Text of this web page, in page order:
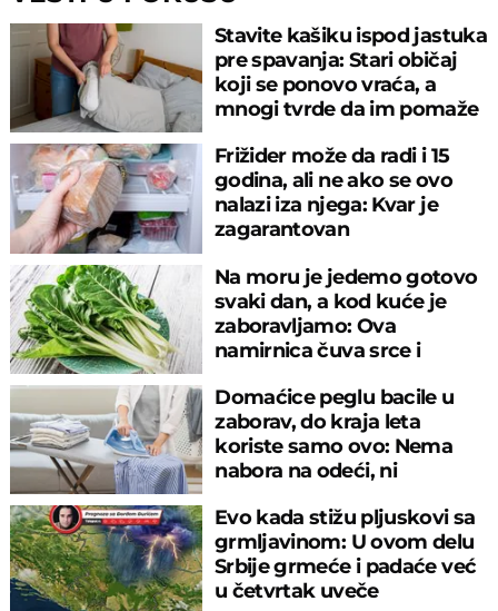
Stavite kašiku ispod jastuka
pre spavanja: Stari običaj
koji se ponovo vraća, a
mnogi tvrde da im pomaže
Frižider može da radi i 15
godina, ali ne ako se ovo
nalazi iza njega: Kvar je
zagarantovan
Na moru je jedemo gotovo
svaki dan, a kod kuće je
zaboravljamo: Ova
namirnica čuva srce i
Domaćice peglu bacile u
zaborav, do kraja leta
koriste samo ovo: Nema
nabora na odeći, ni
Evo kada stižu pljuskovi sa
grmljavinom: U ovom delu
Srbije grmeće i padaće već
u četvrtak uveče